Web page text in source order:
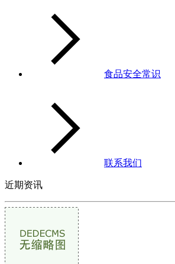
食品安全常识
联系我们
近期资讯